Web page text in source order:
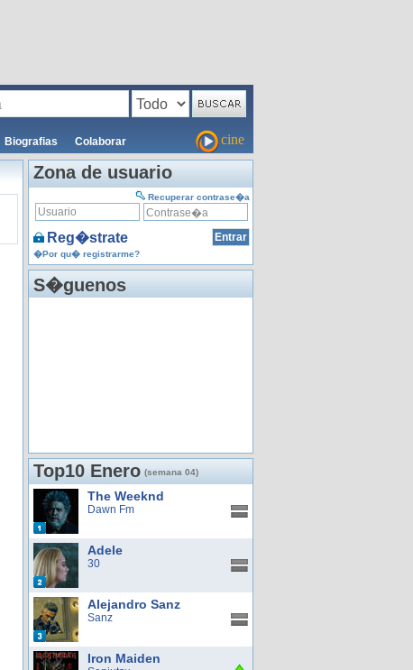
Biografias Colaborar cine
Zona de usuario
Recuperar contrase�a
Reg�strate
�Por qu� registrarme?
S�guenos
Top10 Enero (semana 04)
The Weeknd
Dawn Fm
Adele
30
Alejandro Sanz
Sanz
Iron Maiden